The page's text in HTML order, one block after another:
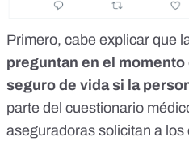
Primero, cabe explicar que
preguntan en el
seguro de vida si la
parte del cuestionario
aseguradoras solicitan a los